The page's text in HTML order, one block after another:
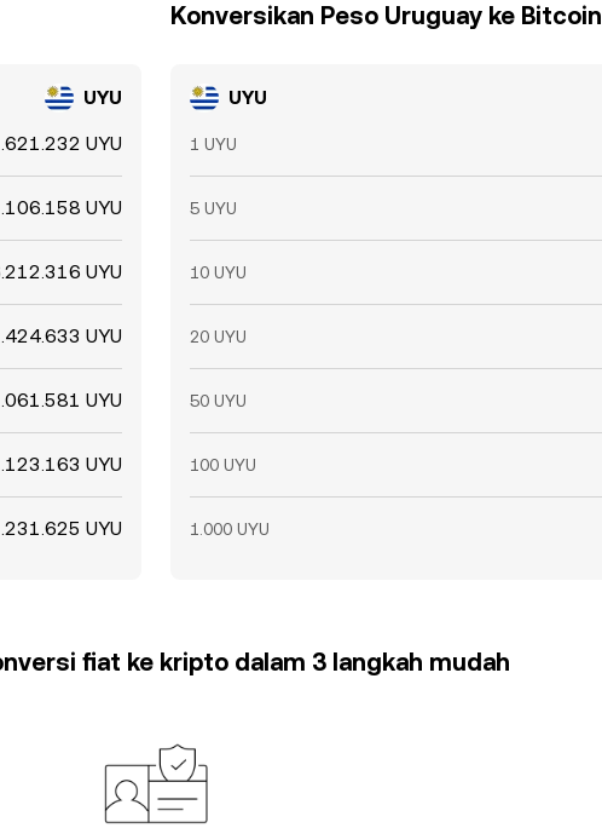
UYU
UYU
UYU
UYU
UYU
UYU
UYU
UYU
Konversikan Peso Uruguay ke Bitcoin
UYU
1 UYU
5 UYU
10 UYU
20 UYU
50 UYU
100 UYU
1.000 UYU
fiat ke kripto dalam 3 langkah mudah